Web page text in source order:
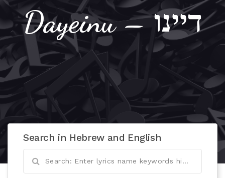
Dayeinu – דיינו
Search in Hebrew and English